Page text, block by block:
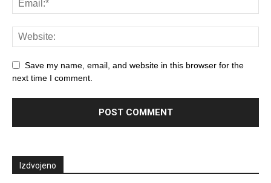
Save my name, email, and website in this browser for the
next time I comment.
Izdvojeno